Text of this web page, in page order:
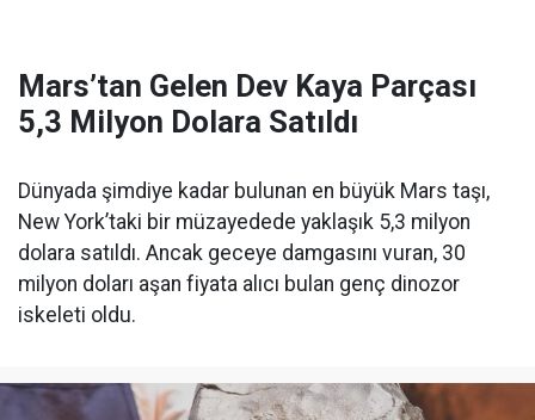
Mars’tan Gelen Dev Kaya Parçası
5,3 Milyon Dolara Satıldı
Dünyada şimdiye kadar bulunan en büyük Mars taşı,
New York’taki bir müzayedede yaklaşık 5,3 milyon
dolara satıldı. Ancak geceye damgasını vuran, 30
milyon doları aşan fiyata alıcı bulan genç dinozor
iskeleti oldu.